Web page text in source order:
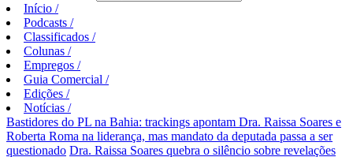
Início /
Podcasts /
Classificados /
Colunas /
Empregos /
Guia Comercial /
Edições /
Notícias /
Bastidores do PL na Bahia: trackings apontam Dra. Raissa Soares e
Roberta Roma na liderança, mas mandato da deputada passa a ser
questionado Dra. Raissa Soares quebra o silêncio sobre revelações